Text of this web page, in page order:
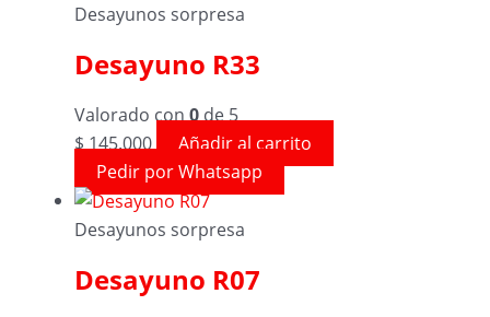
Desayunos sorpresa
Desayuno R33
Valorado con0de 5
$145.000
Añadir al carrito
Pedir por Whatsapp
Desayunos sorpresa
Desayuno R07